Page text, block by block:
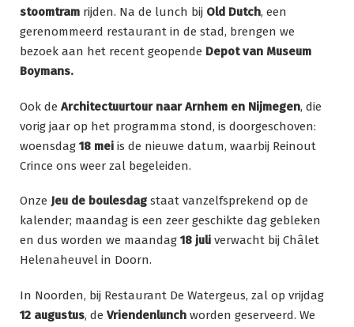
stoomtram rijden. Na de lunch bij Old Dutch, een
gerenommeerd restaurant in de stad, brengen we
bezoek aan het recent geopende Depot van Museum
Boymans.
Ook de Architectuurtour naar Arnhem en Nijmegen, die
vorig jaar op het programma stond, is doorgeschoven:
woensdag 18 mei is de nieuwe datum, waarbij Reinout
Crince ons weer zal begeleiden.
Onze Jeu de boulesdag staat vanzelfsprekend op de
kalender; maandag is een zeer geschikte dag gebleken
en dus worden we maandag 18 juli verwacht bij Châlet
Helenaheuvel in Doorn.
In Noorden, bij Restaurant De Watergeus, zal op vrijdag
12 augustus, de Vriendenlunch worden geserveerd. We